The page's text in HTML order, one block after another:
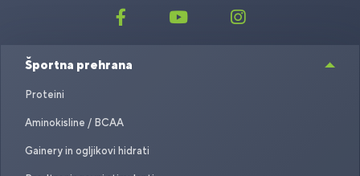
Športna prehrana
Proteini
Aminokisline / BCAA
Gainery in ogljikovi hidrati